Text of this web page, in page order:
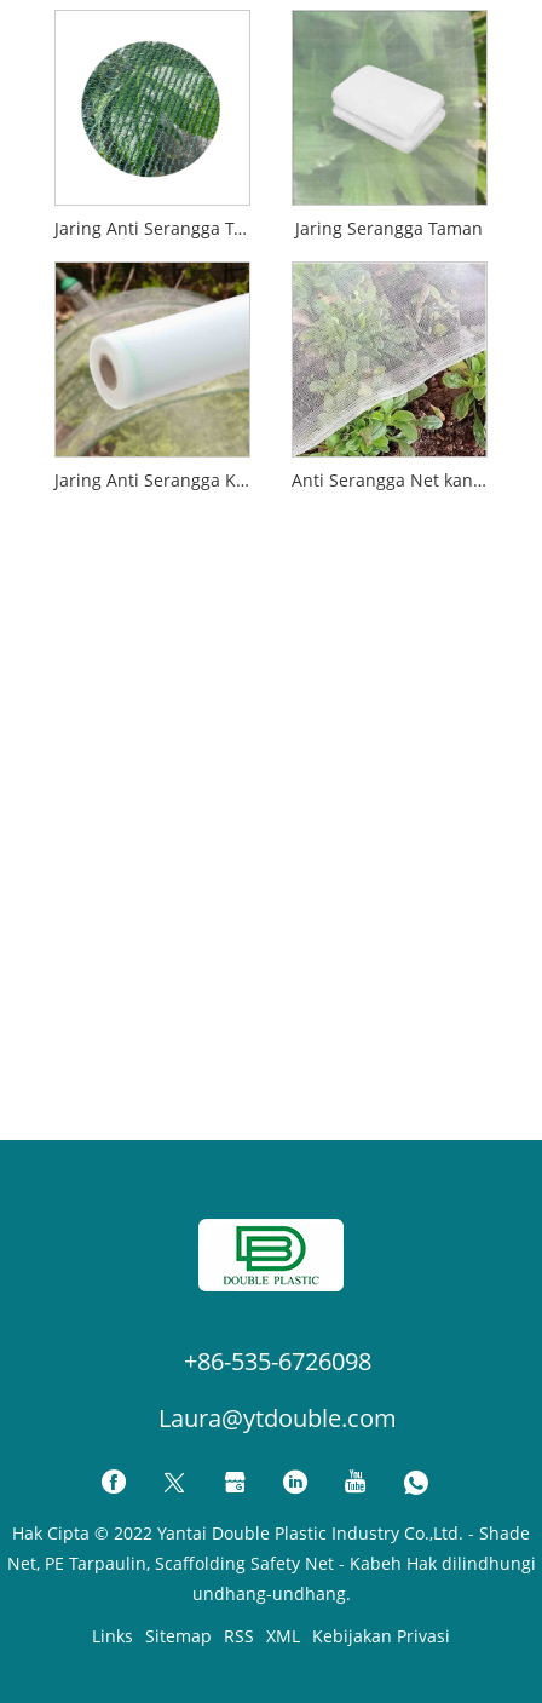
Jaring Anti Serangga Tenun Jaring Serangga Taman
Jaring Anti Serangga Kualitas Tinggi Anti Serangga Net kanggo omah kaca
+86-535-6726098
Laura@ytdouble.com
Hak Cipta © 2022 Yantai Double Plastic Industry Co.,Ltd. - Shade
Net, PE Tarpaulin, Scaffolding Safety Net - Kabeh Hak dilindhungi
undhang-undhang.
Links Sitemap RSS XML Kebijakan Privasi